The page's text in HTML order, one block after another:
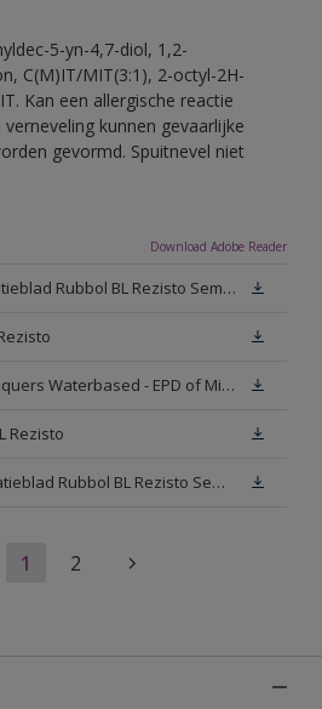
5-yn-4,7-diol, 1,2-
C(M)IT/MIT(3:1), 2-octyl-2H-
Kan een allergische reactie
kunnen gevaarlijke
gevormd. Spuitnevel niet
Download Adobe Reader
Technisch Informatieblad Rubbol BL Rezisto Semi-Gloss (New Livery) (PDF)
Sikkens Interior Laquers Waterbased - EPD of Milieuproductverklaring
Rezisto
Veiligheidsinformatieblad Rubbol BL Rezisto Semi-Gloss N00 (MSDS)
1 2